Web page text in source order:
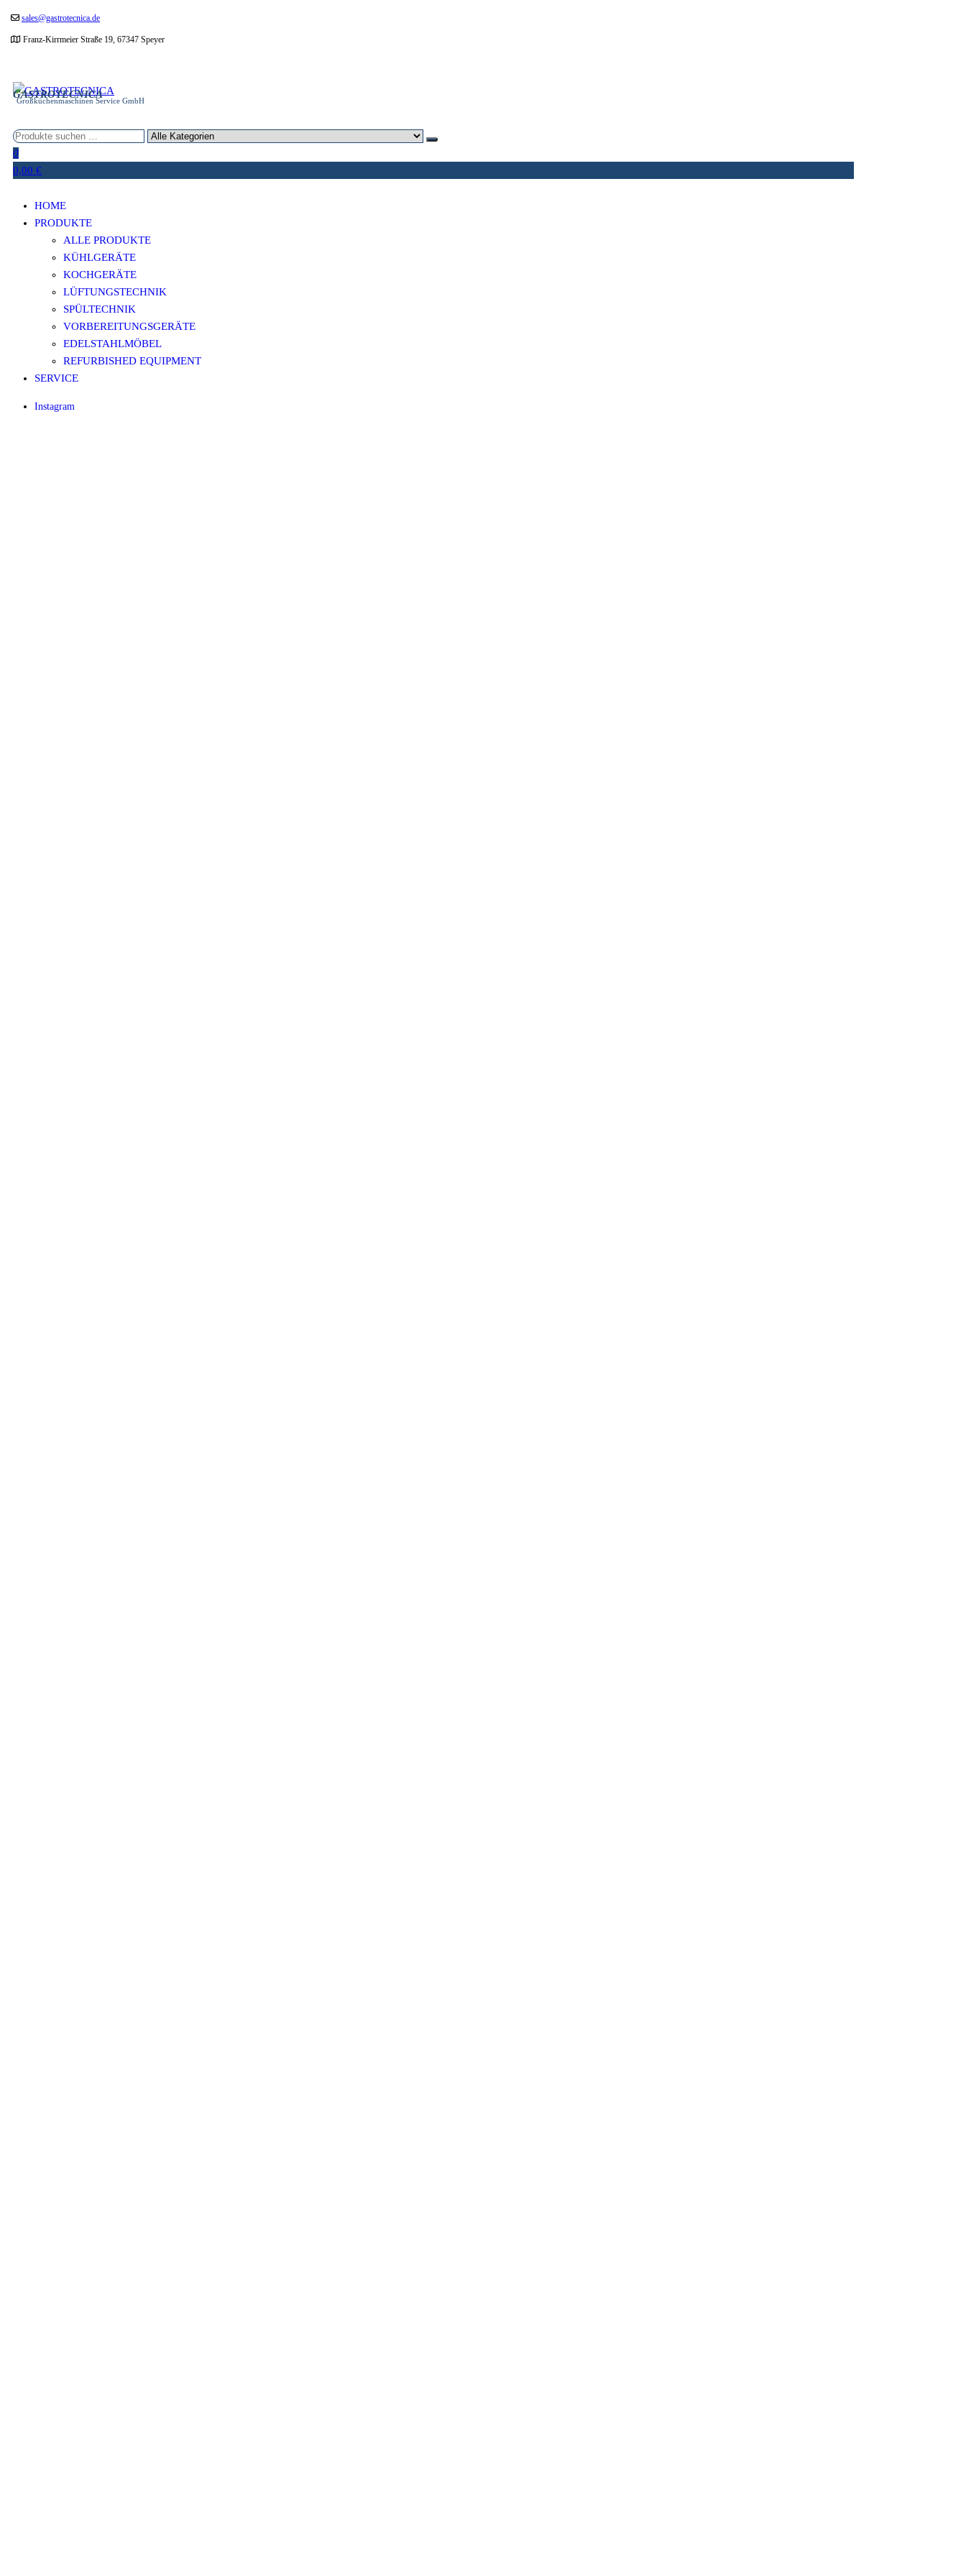
Zumsales@gastrotecnica.de
Franz-Kirrmeier Straße 19, 67347 Speyer
GASTROTECNICA
Großküchenmaschinen Service GmbH
0
0,00 €
HOME
PRODUKTE
ALLE PRODUKTE
KÜHLGERÄTE
KOCHGERÄTE
LÜFTUNGSTECHNIK
SPÜLTECHNIK
VORBEREITUNGSGERÄTE
EDELSTAHLMÖBEL
REFURBISHED EQUIPMENT
SERVICE
Instagram